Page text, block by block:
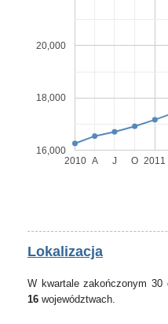
2010 2011
A J O
16,000
18,000
20,000
Lokalizacja
W kwartale zakończonym
16 województwach.